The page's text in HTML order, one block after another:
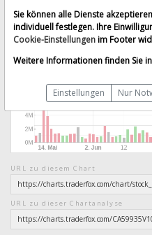
URL zu diesem Chart
URL zu dieser Chartanalyse
Sie können alle Dienste
individuell festlegen. Ihre
Cookie-Einstellungenim Footer
Weitere Informationen finden Sie
Einstellungen Nur